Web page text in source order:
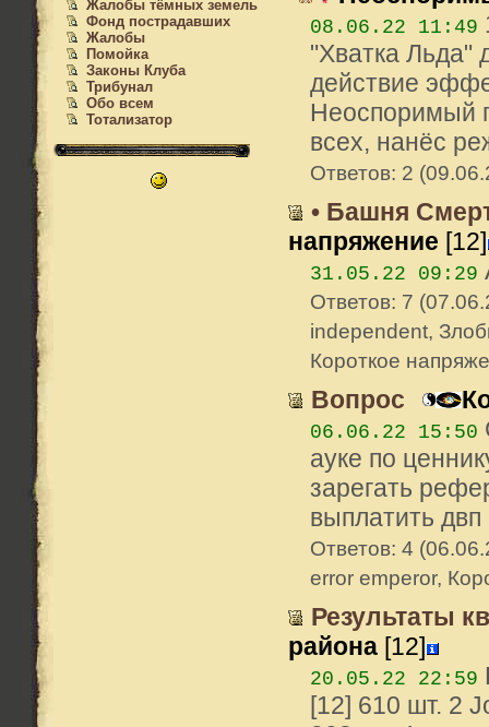
Жалобы тёмных земель
Фонд пострадавших
Жалобы
Помойка
Законы Клуба
Трибунал
Обо всем
Тотализатор
08.06.22 11:49
"Хватка Льда"
действие
Неоспоримый
всех, нанёс
Ответов: 2
• Башня
напряжение [12]
31.05.22 09:29
Ответов: 7
independent,
Короткое
Вопрос
06.06.22 15:50
ауке по
зарегать
выплатить двп
Ответов: 4
error emperor,
Результаты
района [12]
20.05.22 22:59
[12] 610 шт. 2